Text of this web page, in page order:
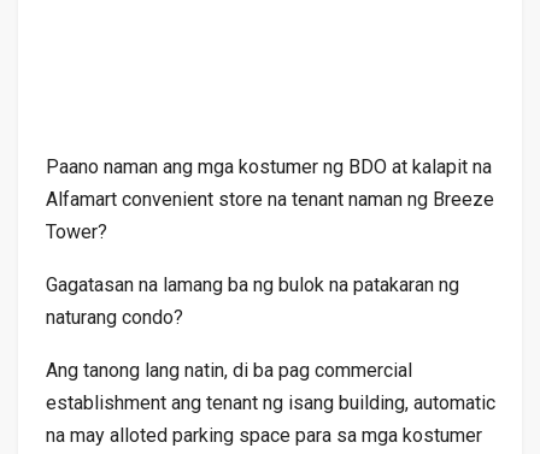
Paano naman ang mga kostumer ng BDO at kalapit na
Alfamart convenient store na tenant naman ng Breeze
Tower?
Gagatasan na lamang ba ng bulok na patakaran ng
naturang condo?
Ang tanong lang natin, di ba pag commercial
establishment ang tenant ng isang building, automatic
na may alloted parking space para sa mga kostumer